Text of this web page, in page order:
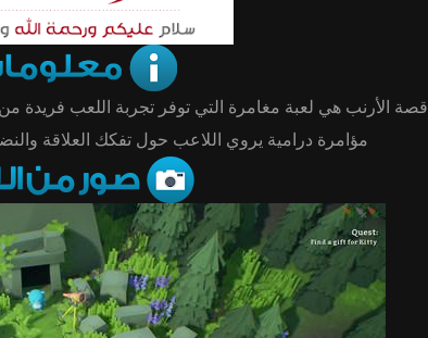
قصة الأرنب هي لعبة مغامرة التي توفر تجربة اللعب فريدة
مؤامرة درامية يروي اللاعب حول تفكك العلاقة